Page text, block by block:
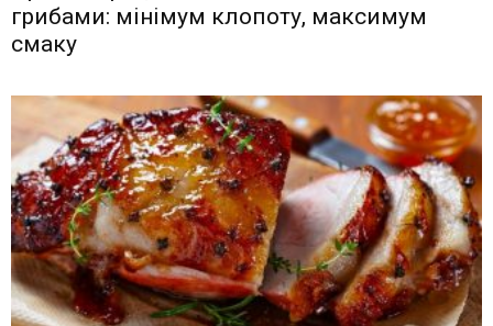
грибами: мінімум клопоту, максимум
смаку